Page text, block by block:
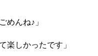
めんね♪」
楽しかったです」